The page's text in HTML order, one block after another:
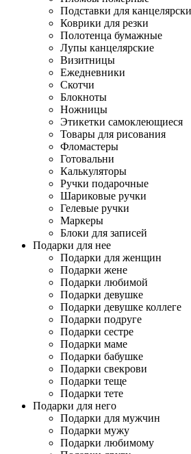
Подставки для
Коврики для резки
Полотенца бумажные
Лупы канцелярские
Визитницы
Ежедневники
Скотчи
Блокноты
Ножницы
Этикетки самоклеющиеся
Товары для рисования
Фломастеры
Готовальни
Калькуляторы
Ручки подарочные
Шариковые ручки
Гелевые ручки
Маркеры
Блоки для записей
Подарки для нее
Подарки для женщин
Подарки жене
Подарки любимой
Подарки девушке
Подарки девушке коллеге
Подарки подруге
Подарки сестре
Подарки маме
Подарки бабушке
Подарки свекрови
Подарки теще
Подарки тете
Подарки для него
Подарки для мужчин
Подарки мужу
Подарки любимому